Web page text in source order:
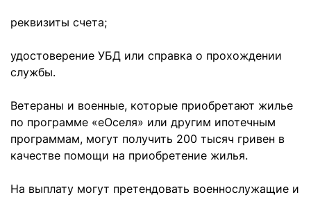
реквизиты счета;
удостоверение УБД или справка о прохождении
службы.
Ветераны и военные, которые приобретают жилье
по программе «еОселя» или другим ипотечным
программам, могут получить 200 тысяч гривен в
качестве помощи на приобретение жилья.
На выплату могут претендовать военнослужащие и